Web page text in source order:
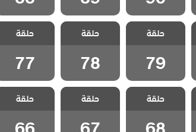
مسلسل شارع
السلام الحلقة
79
حلقة
79
مسلسل شارع
السلام الحلقة
78
حلقة
78
مسلسل شارع
السلام الحلقة
77
حلقة
77
مسلسل شارع
السلام الحلقة
68
حلقة
مسلسل شارع
السلام الحلقة
67
حلقة
مسلسل شارع
السلام الحلقة
66
حلقة